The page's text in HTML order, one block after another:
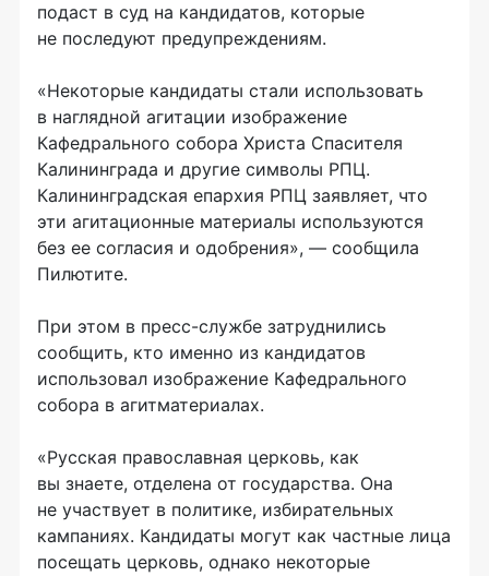
подаст в суд на кандидатов, которые
не последуют предупреждениям.
«Некоторые кандидаты стали использовать
в наглядной агитации изображение
Кафедрального собора Христа Спасителя
Калининграда и другие символы РПЦ.
Калининградская епархия РПЦ заявляет, что
эти агитационные материалы используются
без ее согласия и одобрения», — сообщила
Пилютите.
При этом в пресс-службе затруднились
сообщить, кто именно из кандидатов
использовал изображение Кафедрального
собора в агитматериалах.
«Русская православная церковь, как
вы знаете, отделена от государства. Она
не участвует в политике, избирательных
кампаниях. Кандидаты могут как частные лица
посещать церковь, однако некоторые